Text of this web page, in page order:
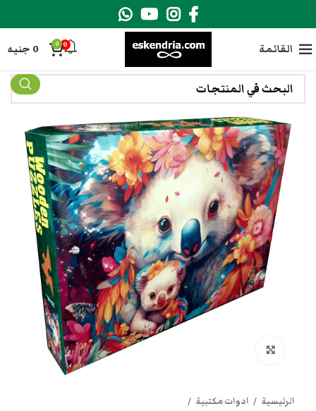
القائمة 0
0
0 جنيه
الرئيسية
ادوات مكتبية